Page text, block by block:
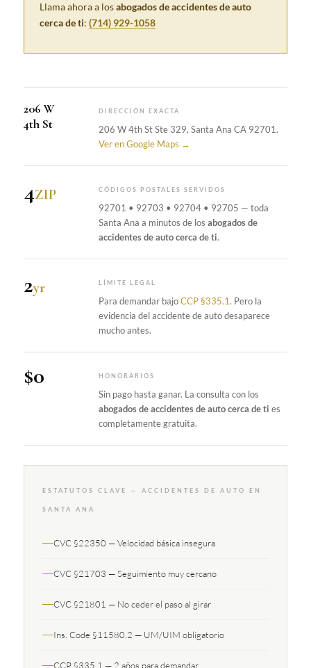
Llama ahora a losabogados de accidentes de auto
cerca de ti: (714) 929-1058
206 W
4th St
DIRECCIÓN EXACTA
206 W 4th St Ste 329, Santa Ana CA 92701.
Ver en Google Maps →
4ZIP CÓDIGOS POSTALES SERVIDOS
92701 • 92703 • 92704 • 92705 — toda
Santa Ana a minutos de los abogados de
accidentes de auto cerca de ti.
2yr LÍMITE LEGAL
Para demandar bajoCCP §335.1. Pero la
evidencia del accidente de auto desaparece
mucho antes.
$0 HONORARIOS
Sin pago hasta ganar. La consulta con los
abogados de accidentes de auto cerca de ti es
completamente gratuita.
ESTATUTOS CLAVE — ACCIDENTES DE AUTO EN
SANTA ANA
CVC §22350 — Velocidad básica insegura
CVC §21703 — Seguimiento muy cercano
CVC §21801 — No ceder el paso al girar
Ins. Code §11580.2 — UM/UIM obligatorio
CCP §335.1 — 2 años para demandar